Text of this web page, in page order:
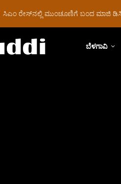
ಸಿಎಂ ರೇಸ್‌ನಲ್ಲಿ ಮುಂಚೂಣಿಗೆ ಬಂದ ಮಾಜಿ
ಬೆಳಗಾವಿ